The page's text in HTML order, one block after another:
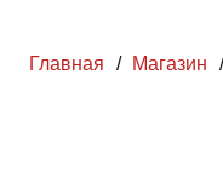
Главная / Магазин /